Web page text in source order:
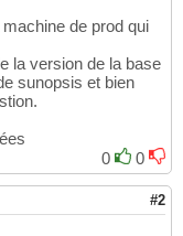
de prod qui
la version de la base
sunopsis et bien
0
0
#2